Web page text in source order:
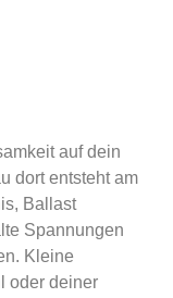
auf dein
dort entsteht am
Ballast
Spannungen
Kleine
oder deiner